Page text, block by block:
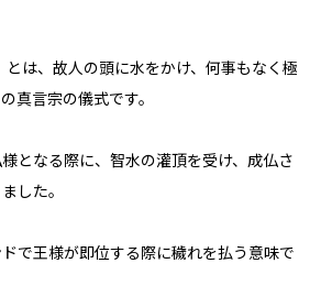
とは、故人の頭に水をかけ、何事もなく極
真言宗の儀式です。
となる際に、智水の灌頂を受け、成仏さ
した。
で王様が即位する際に穢れを払う意味で